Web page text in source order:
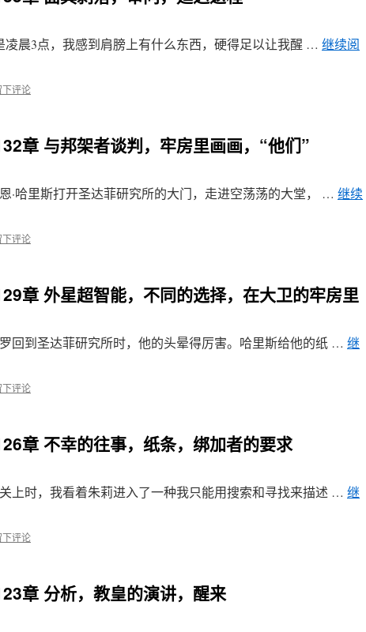
凌晨3点，我感到肩膀上有什么东西，硬得足以让我醒 … 继续阅
下评论
章 与邦架者谈判，牢房里画画，“他们”
·哈里斯打开圣达菲研究所的大门，走进空荡荡的大堂， … 继续
下评论
章 外星超智能，不同的选择，在大卫的牢房里
回到圣达菲研究所时，他的头晕得厉害。哈里斯给他的纸 … 继
下评论
章 不幸的往事，纸条，绑加者的要求
上时，我看着朱莉进入了一种我只能用搜索和寻找来描述 … 继
下评论
章 分析，教皇的演讲，醒来